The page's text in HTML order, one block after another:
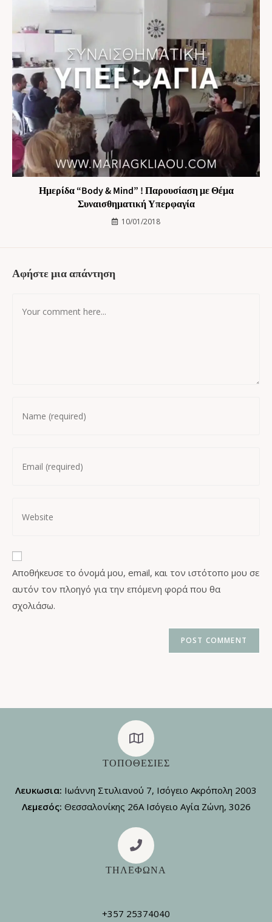
Ημερίδα “Body & Mind” ! Παρουσίαση με Θέμα
Συναισθηματική Υπερφαγία
10/01/2018
Αφήστε μια απάντηση
Αποθήκευσε το όνομά μου, email, και τον ιστότοπο μου σε
αυτόν τον πλοηγό για την επόμενη φορά που θα
σχολιάσω.
ΤΟΠΟΘΕΣΊΕΣ
Λευκωσια: Ιωάννη Στυλιανού 7, Ισόγειο Ακρόπολη 2003
Λεμεσός: Θεσσαλονίκης 26Α Ισόγειο Αγία Ζώνη, 3026
ΤΗΛΕΦΩΝΑ
+357 25374040